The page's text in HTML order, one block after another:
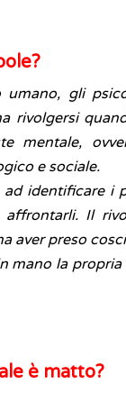
umano, gli
rivolgersi
mentale,
e sociale.
identificare i
Il
aver preso
mano la
è matto?